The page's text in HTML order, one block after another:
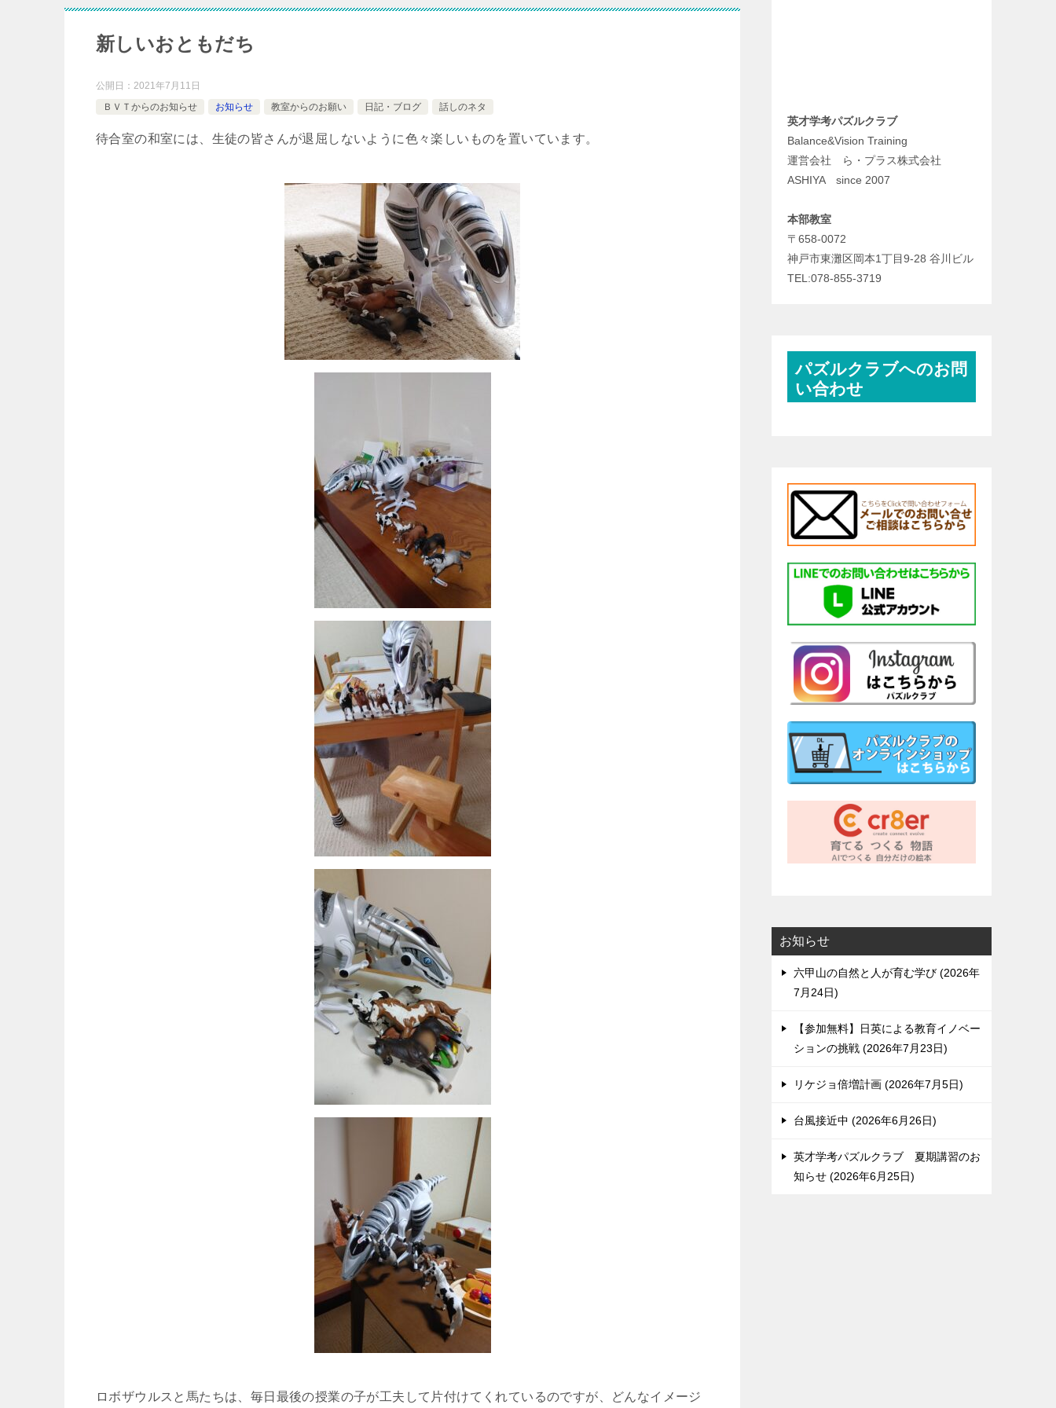
新しいおともだち
公開日： 2021年7月11日
ＢＶＴからのお知らせ
お知らせ 教室からのお願い 日記・ブログ 話しのネタ
待合室の和室には、生徒の皆さんが退屈しないように色々楽しいものを置いています。
ロボザウルスと馬たちは、毎日最後の授業の子が工夫して片付けてくれているのですが、どんなイメージ
英才学考パズルクラブ
Balance&Vision Training
運営会社 ら・プラス株式会社
ASHIYA since 2007
本部教室
〒658-0072
神戸市東灘区岡本1丁目9-28 谷川ビル
TEL:078-855-3719
パズルクラブへのお問
い合わせ
お知らせ
六甲山の自然と人が育む学び
2026年
7月24日
【参加無料】日英による教育イノベー
ションの挑戦
2026年7月23日
リケジョ倍増計画 2026年7月5日
台風接近中 2026年6月26日
英才学考パズルクラブ 夏期講習のお
知らせ
2026年6月25日